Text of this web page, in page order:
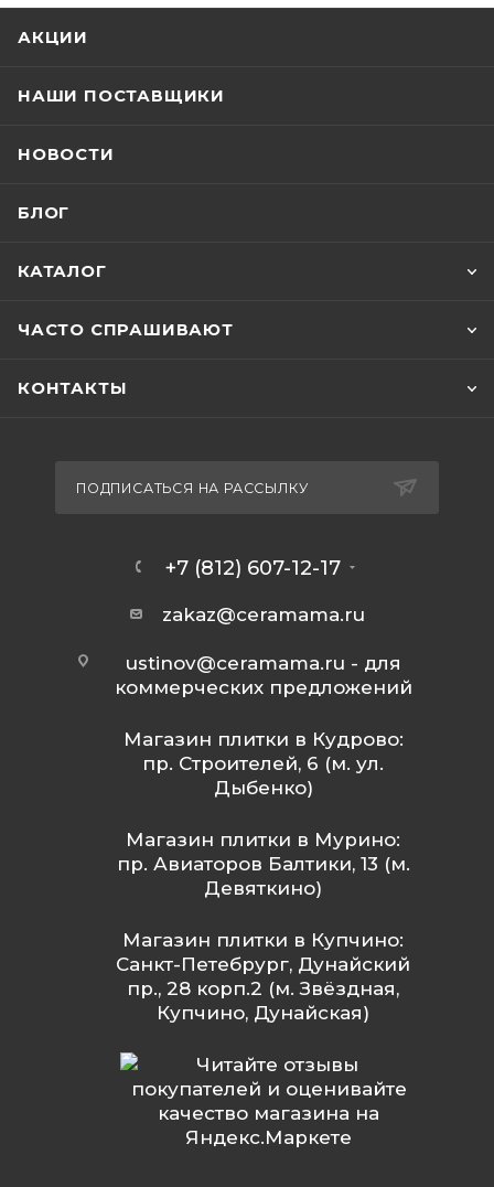
АКЦИИ
НАШИ ПОСТАВЩИКИ
НОВОСТИ
БЛОГ
КАТАЛОГ
ЧАСТО СПРАШИВАЮТ
КОНТАКТЫ
ПОДПИСАТЬСЯ НА РАССЫЛКУ
+7 (812) 607-12-17
zakaz@ceramama.ru
ustinov@ceramama.ru - для
коммерческих предложений
Магазин плитки в Кудрово:
пр. Строителей, 6 (м. ул.
Дыбенко)
Магазин плитки в Мурино:
пр. Авиаторов Балтики, 13 (м.
Девяткино)
Магазин плитки в Купчино:
Санкт-Петебрург, Дунайский
пр., 28 корп.2 (м. Звёздная,
Купчино, Дунайская)